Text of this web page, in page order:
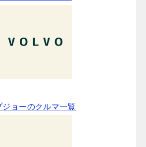
ジョーのクルマ一覧